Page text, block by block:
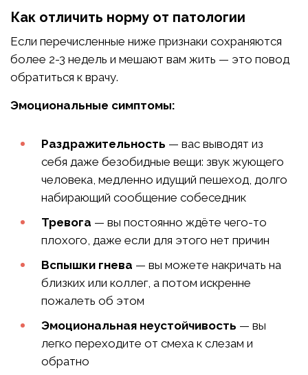
Как отличить норму от патологии
Если перечисленные ниже признаки сохраняются
более 2-3 недель и мешают вам жить — это повод
обратиться к врачу.
Эмоциональные симптомы:
Раздражительность — вас выводят из
себя даже безобидные вещи: звук жующего
человека, медленно идущий пешеход, долго
набирающий сообщение собеседник
Тревога — вы постоянно ждёте чего-то
плохого, даже если для этого нет причин
Вспышки гнева — вы можете накричать на
близких или коллег, а потом искренне
пожалеть об этом
Эмоциональная неустойчивость — вы
легко переходите от смеха к слезам и
обратно